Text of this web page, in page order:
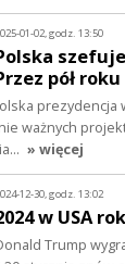
01-02, godz. 13:50
pół roku
prezydencja
ważnych
» więcej
12-30, godz. 13:02
w USA
Trump